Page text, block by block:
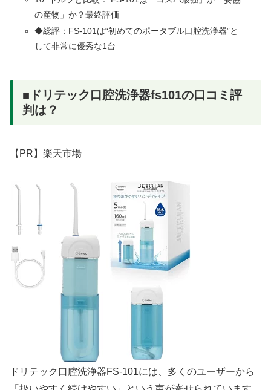
の産物」か？最終評価
◆総評：FS-101は“初めてのポータブル口腔洗浄器”と
して非常に優秀な1台
■ドリテック口腔洗浄器fs101の口コミ評
判は？
【PR】楽天市場
ドリテック口腔洗浄器FS-101には、多くのユーザーから